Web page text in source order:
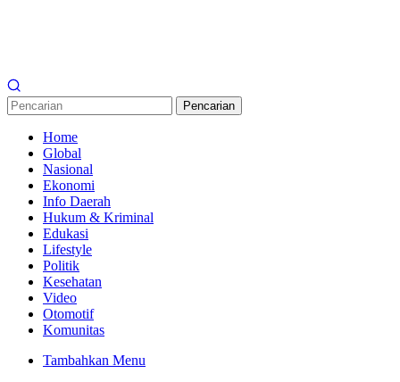
Pencarian
Home
Global
Nasional
Ekonomi
Info Daerah
Hukum & Kriminal
Edukasi
Lifestyle
Politik
Kesehatan
Video
Otomotif
Komunitas
Tambahkan Menu